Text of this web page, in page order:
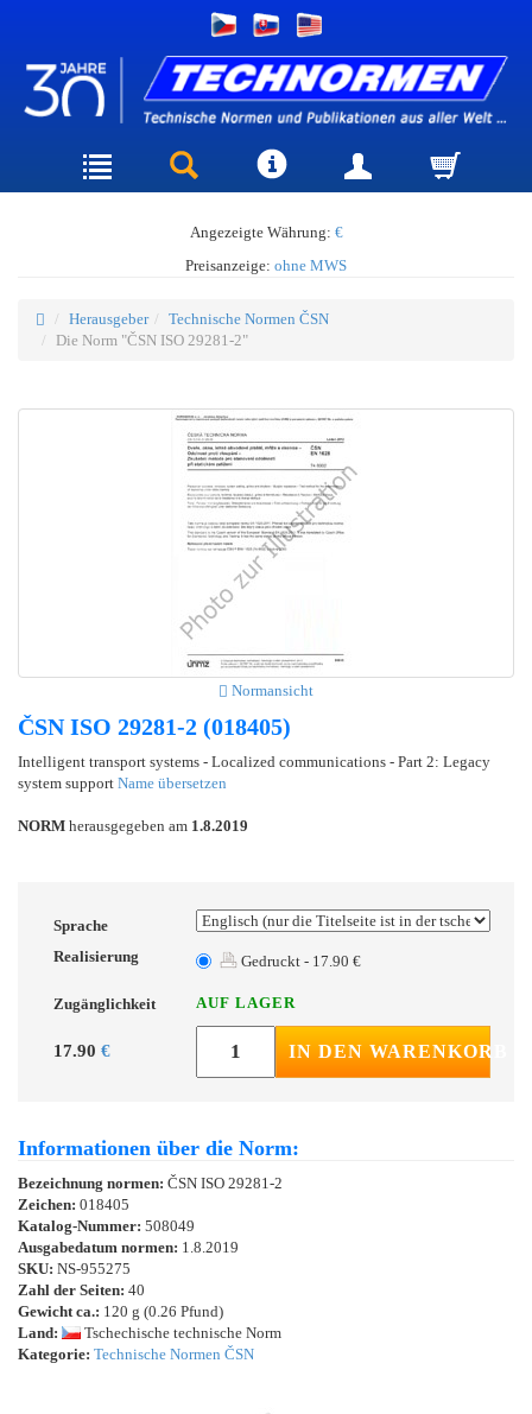
Angezeigte Währung: €
Preisanzeige: ohne MWS
Herausgeber
Technische Normen ČSN
Die Norm "ČSN ISO 29281-2"
Normansicht
ČSN ISO 29281-2 (018405)
Intelligent transport systems - Localized communications - Part 2: Legacy
system support Name übersetzen
NORM herausgegeben am 1.8.2019
Sprache
Realisierung
Gedruckt - 17.90 €
Zugänglichkeit AUF LAGER
17.90 € IN DEN WARENKORB
Informationen über die Norm:
Bezeichnung normen: ČSN ISO 29281-2
Zeichen: 018405
Katalog-Nummer: 508049
Ausgabedatum normen: 1.8.2019
SKU: NS-955275
Zahl der Seiten: 40
Gewicht ca.: 120 g (0.26 Pfund)
Land:
Tschechische technische Norm
Kategorie: Technische Normen ČSN